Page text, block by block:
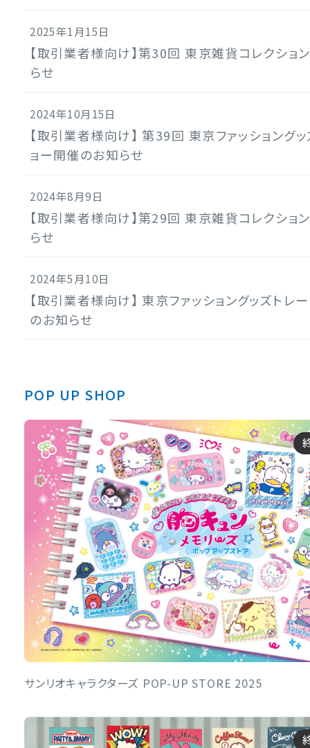
2025年1月15日
【取引業者様向け】第30回 東京雑貨コレクショ
らせ
2024年10月15日
【取引業者様向け】 第39回 東京ファッショング
ョー開催のお知らせ
2024年8月9日
【取引業者様向け】第29回 東京雑貨コレクショ
らせ
2024年5月10日
【取引業者様向け】 東京ファッショングッズトレ
のお知らせ
POP UP SHOP
サンリオキャラクターズ POP-UP STORE 2025